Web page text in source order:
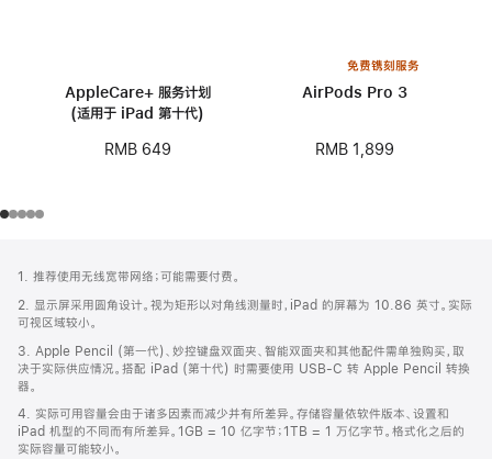
AppleCare+ 服务计划
(适用于 iPad 第十代)
RMB 649
免费镌刻服务
AirPods Pro 3
RMB 1,899
页
脚
注
1. 推荐使用无线宽带网络；可能需要付费。
2. 显示屏采用圆角设计。视为矩形以对角线测量时，iPad 的屏幕为 10.86 英寸。实际
可视区域较小。
3. Apple Pencil (第一代)、妙控键盘双面夹、智能双面夹和其他配件需单独购买，取
决于实际供应情况。搭配 iPad (第十代) 时需要使用 USB-C 转 Apple Pencil 转换
器。
4. 实际可用容量会由于诸多因素而减少并有所差异。存储容量依软件版本、设置和
iPad 机型的不同而有所差异。1GB = 10 亿字节；1TB = 1 万亿字节。格式化之后的
实际容量可能较小。